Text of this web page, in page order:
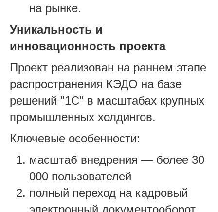
на рынке.
Уникальность и
инновационность проекта
Проект реализован на раннем этапе
распространения КЭДО на базе
решений "1С" в масштабах крупных
промышленных холдингов.
Ключевые особенности:
масштаб внедрения — более 30
000 пользователей
полный переход на кадровый
электронный документооборот